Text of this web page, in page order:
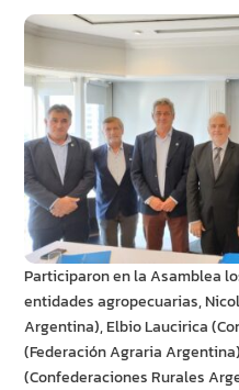
Participaron en la Asamblea
entidades agropecuarias,
Argentina), Elbio Laucirica
(Federación Agraria
(Confederaciones Rurales